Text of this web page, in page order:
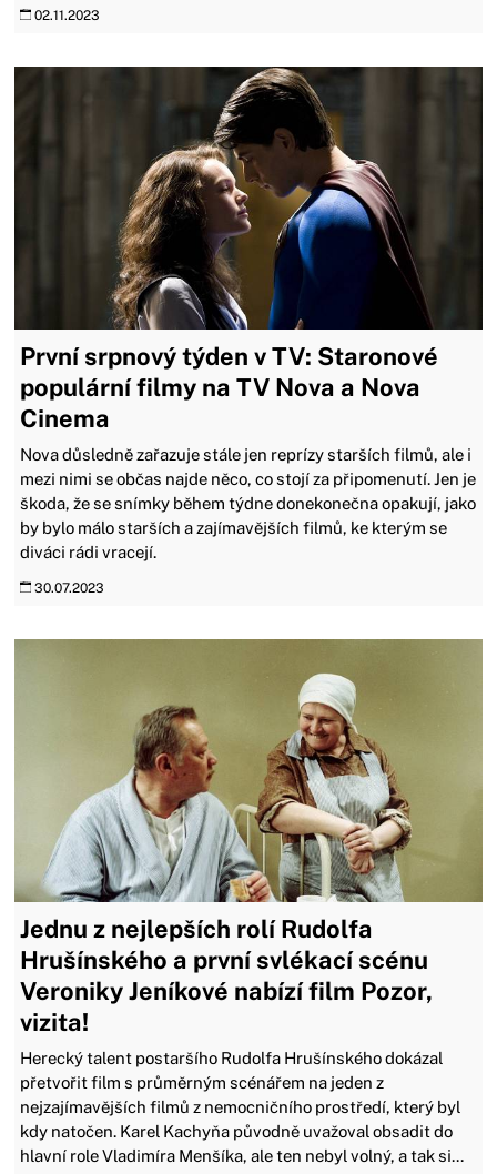
02.11.2023
První srpnový týden v TV: Staronové
populární filmy na TV Nova a Nova
Cinema
Nova důsledně zařazuje stále jen reprízy starších filmů, ale i
mezi nimi se občas najde něco, co stojí za připomenutí. Jen je
škoda, že se snímky během týdne donekonečna opakují, jako
by bylo málo starších a zajímavějších filmů, ke kterým se
diváci rádi vracejí.
30.07.2023
Jednu z nejlepších rolí Rudolfa
Hrušínského a první svlékací scénu
Veroniky Jeníkové nabízí film Pozor,
vizita!
Herecký talent postaršího Rudolfa Hrušínského dokázal
přetvořit film s průměrným scénářem na jeden z
nejzajímavějších filmů z nemocničního prostředí, který byl
kdy natočen. Karel Kachyňa původně uvažoval obsadit do
hlavní role Vladimíra Menšíka, ale ten nebyl volný, a tak si...